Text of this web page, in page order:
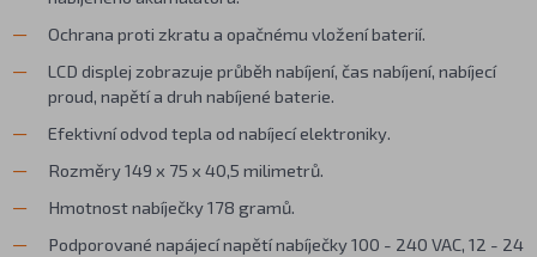
Ochrana proti zkratu a opačnému vložení baterií.
LCD displej zobrazuje průběh nabíjení, čas nabíjení, nabíjecí
proud, napětí a druh nabíjené baterie.
Efektivní odvod tepla od nabíjecí elektroniky.
Rozměry 149 x 75 x 40,5 milimetrů.
Hmotnost nabíječky 178 gramů.
Podporované napájecí napětí nabíječky 100 - 240 VAC, 12 - 24